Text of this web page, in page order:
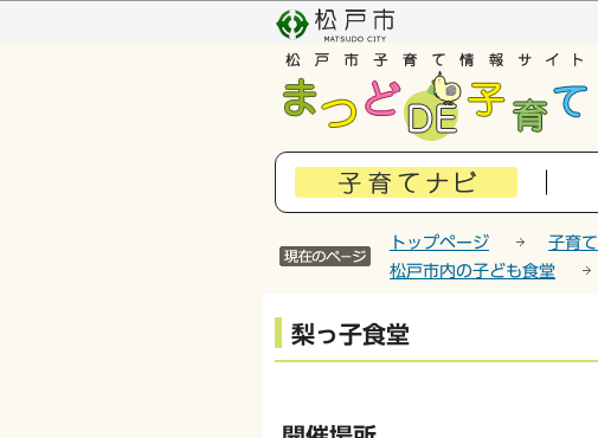
トップページ 子育て
松戸市内の子ども食堂
本
文
か
梨っ子食堂